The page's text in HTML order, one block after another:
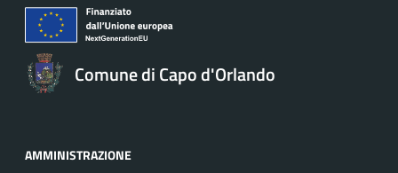
Comune di Capo d'Orlando
AMMINISTRAZIONE